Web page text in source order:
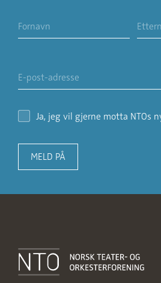
Ja, jeg vil gjerne motta NTOs
MELD PÅ